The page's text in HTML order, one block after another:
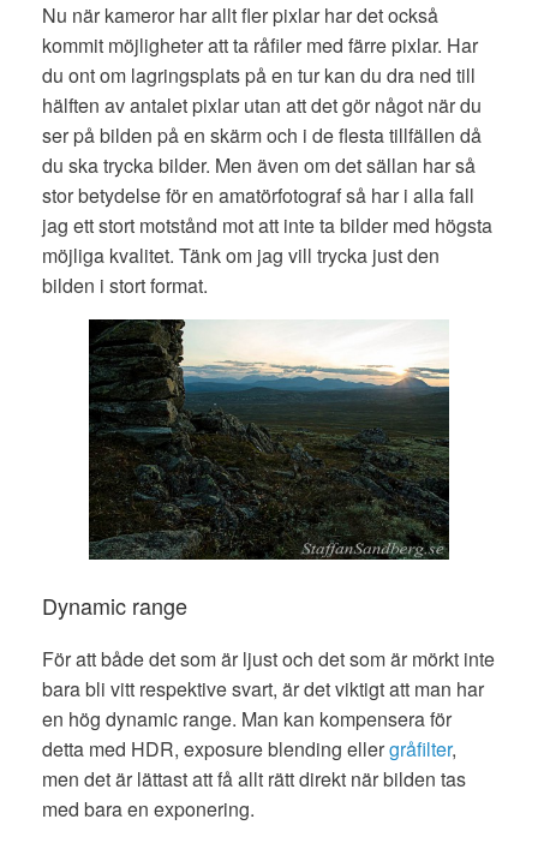
Nu när kameror har allt fler pixlar har det också
kommit möjligheter att ta råfiler med färre pixlar. Har
du ont om lagringsplats på en tur kan du dra ned till
hälften av antalet pixlar utan att det gör något när du
ser på bilden på en skärm och i de flesta tillfällen då
du ska trycka bilder. Men även om det sällan har så
stor betydelse för en amatörfotograf så har i alla fall
jag ett stort motstånd mot att inte ta bilder med högsta
möjliga kvalitet. Tänk om jag vill trycka just den
bilden i stort format.
Dynamic range
För att både det som är ljust och det som är mörkt inte
bara bli vitt respektive svart, är det viktigt att man har
en hög dynamic range. Man kan kompensera för
detta med HDR, exposure blending ellergråfilter,
men det är lättast att få allt rätt direkt när bilden tas
med bara en exponering.